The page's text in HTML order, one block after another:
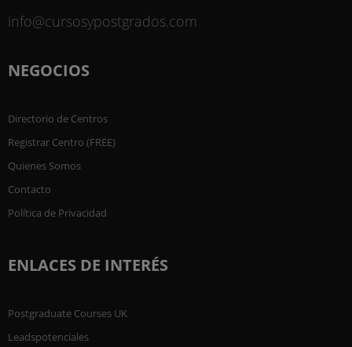
info@cursosypostgrados.com
NEGOCIOS
Directorio de Centros
Registrar Centro (FREE)
Quienes Somos
Contacto
Política de Privacidad
ENLACES DE INTERÉS
Postgraduate Courses UK
Leadspotenciales